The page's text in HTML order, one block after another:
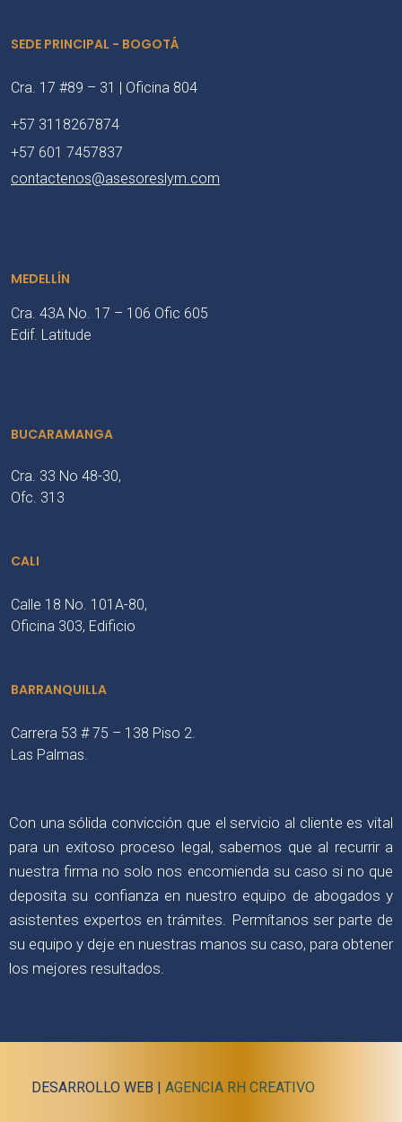
SEDE PRINCIPAL - BOGOTÁ
Cra. 17 #89 – 31 | Oficina 804
+57 3118267874
+57 601 7457837
contactenos@asesoreslym.com
MEDELLÍN
Cra. 43A No. 17 – 106 Ofic 605
Edif. Latitude
BUCARAMANGA
Cra. 33 No 48-30,
Ofc. 313
CALI
Calle 18 No. 101A-80,
Oficina 303, Edificio
BARRANQUILLA
Carrera 53 # 75 – 138 Piso 2.
Las Palmas.
Con una sólida convicción que el servicio al cliente es vital
para un exitoso proceso legal, sabemos que al recurrir a
nuestra firma no solo nos encomienda su caso si no que
deposita su confianza en nuestro equipo de abogados y
asistentes expertos en trámites. Permítanos ser parte de
su equipo y deje en nuestras manos su caso, para obtener
los mejores resultados.
DESARROLLO WEB | AGENCIA RH CREATIVO